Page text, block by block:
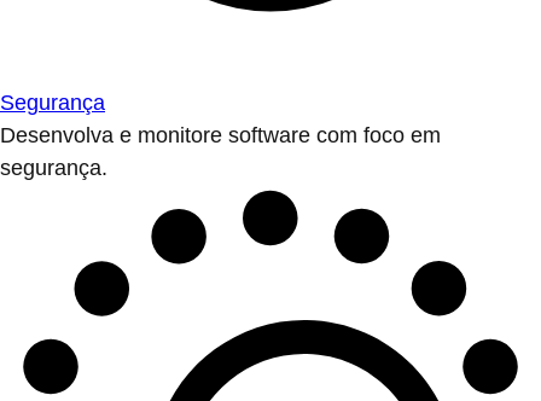
Segurança
Desenvolva e monitore software com foco em
segurança.